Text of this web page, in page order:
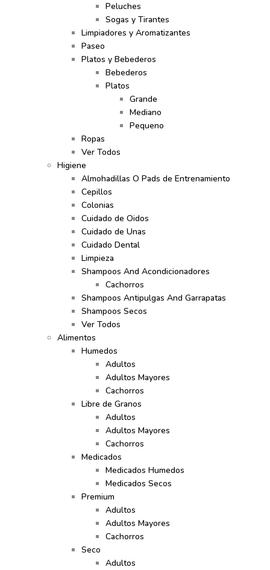
Peluches
Sogas y Tirantes
Limpiadores y Aromatizantes
Paseo
Platos y Bebederos
Bebederos
Platos
Grande
Mediano
Pequeno
Ropas
Ver Todos
Higiene
Almohadillas O Pads de Entrenamiento
Cepillos
Colonias
Cuidado de Oidos
Cuidado de Unas
Cuidado Dental
Limpieza
Shampoos And Acondicionadores
Cachorros
Shampoos Antipulgas And Garrapatas
Shampoos Secos
Ver Todos
Alimentos
Humedos
Adultos
Adultos Mayores
Cachorros
Libre de Granos
Adultos
Adultos Mayores
Cachorros
Medicados
Medicados Humedos
Medicados Secos
Premium
Adultos
Adultos Mayores
Cachorros
Seco
Adultos